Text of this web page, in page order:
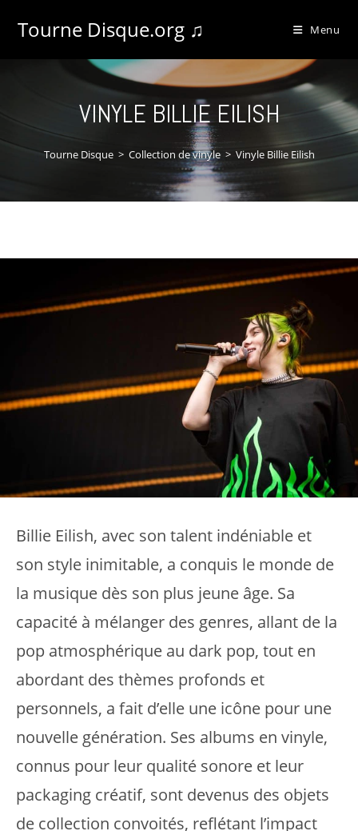
Tourne Disque.org ♫ Menu
VINYLE BILLIE EILISH
Tourne Disque > Collection de vinyle > Vinyle Billie Eilish
Billie Eilish, avec son talent indéniable et
son style inimitable, a conquis le monde de
la musique dès son plus jeune âge. Sa
capacité à mélanger des genres, allant de la
pop atmosphérique au dark pop, tout en
abordant des thèmes profonds et
personnels, a fait d’elle une icône pour une
nouvelle génération. Ses albums en vinyle,
connus pour leur qualité sonore et leur
packaging créatif, sont devenus des objets
de collection convoités, reflétant l’impact